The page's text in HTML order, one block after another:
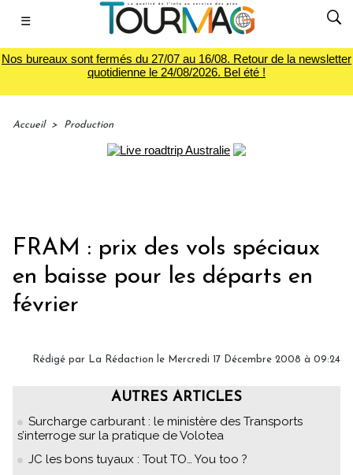
☰
Nos bureaux sont fermés du 27/07 au 16/08. Retour de la newsletter
quotidienne le 24/08/2026. Bel été !
Accueil > Production
FRAM : prix des vols spéciaux
en baisse pour les départs en
février
Rédigé par La Rédaction le Mercredi 17 Décembre 2008 à 09:24
AUTRES ARTICLES
Surcharge carburant : le ministère des Transports
s’interroge sur la pratique de Volotea
JC les bons tuyaux : Tout TO… You too ?